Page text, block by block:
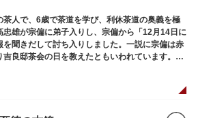
茶人で、6歳で茶道を学び、利休茶道の奥義を極
忠雄が宗偏に弟子入りし、宗偏から「12月14日に
聞きだして討ち入りしました。一説に宗偏は赤
良邸茶会の日を教えたともいわれています。お
境内にあります。